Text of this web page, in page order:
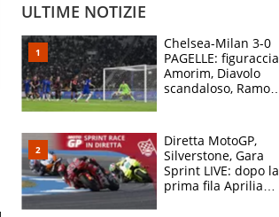
ULTIME NOTIZIE
Chelsea-Milan 3-0
PAGELLE: figuraccia
Amorim, Diavolo
scandaloso, Ramos
Diretta MotoGP,
Silverstone, Gara
Sprint LIVE: dopo la
prima fila Aprilia